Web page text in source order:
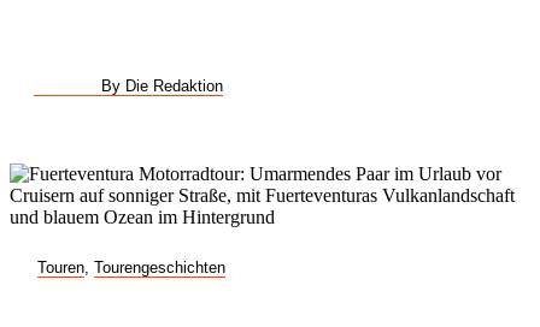
By Die Redaktion
Touren Tourengeschichten